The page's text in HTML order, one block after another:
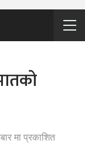
मा प्रकाशित